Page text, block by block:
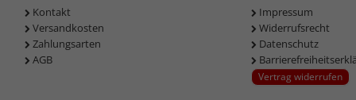
Kontakt
Versandkosten
Zahlungsarten
AGB
Impressum
Widerrufsrecht
Datenschutz
Vertrag widerrufen